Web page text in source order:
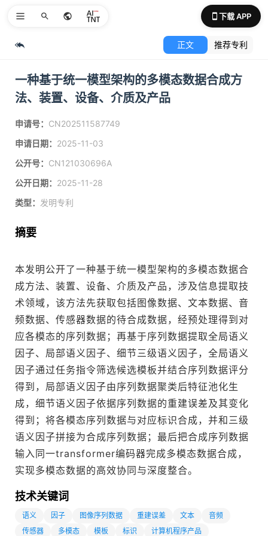
下载 APP
正文 推荐专利
一种基于统一模型架构的多模态数据合成方
法、装置、设备、介质及产品
申请号： CN202511587749
申请日期： 2025-11-03
公开号： CN121030696A
公开日期： 2025-11-28
类型：
发明专利
摘要
本发明公开了一种基于统一模型架构的多模态数据合
成方法、装置、设备、介质及产品，涉及信息提取技
术领域，该方法先获取包括图像数据、文本数据、音
频数据、传感器数据的待合成数据，经预处理得到对
应各模态的序列数据；再基于序列数据提取全局语义
因子、局部语义因子、细节三级语义因子，全局语义
因子通过任务指令筛选候选模板并结合序列数据评分
得到，局部语义因子由序列数据聚类后特征池化生
成，细节语义因子依据序列数据的重建误差及其变化
得到；将各模态序列数据与对应标识合成，并和三级
语义因子拼接为合成序列数据；最后把合成序列数据
输入同一transformer编码器完成多模态数据合成，
技术关键词
语义 因子 图像序列数据 重建误差 文本
音频
传感器
多模态 模板 标识 计算机程序产品